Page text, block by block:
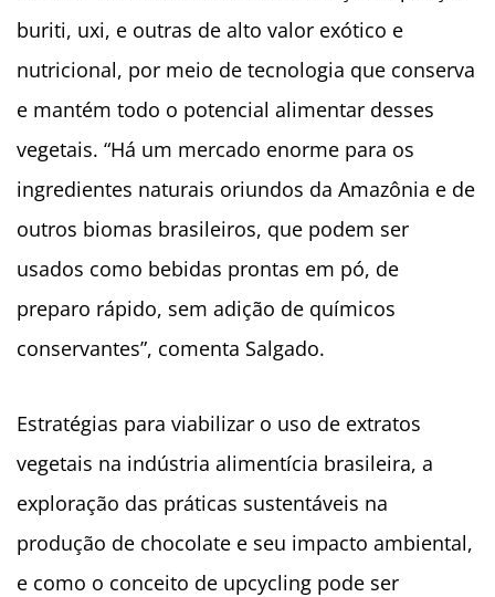
buriti, uxi, e outras de alto valor exótico e
nutricional, por meio de tecnologia que conserva
e mantém todo o potencial alimentar desses
vegetais. “Há um mercado enorme para os
ingredientes naturais oriundos da Amazônia e de
outros biomas brasileiros, que podem ser
usados como bebidas prontas em pó, de
preparo rápido, sem adição de químicos
conservantes”, comenta Salgado.
Estratégias para viabilizar o uso de extratos
vegetais na indústria alimentícia brasileira, a
exploração das práticas sustentáveis na
produção de chocolate e seu impacto ambiental,
e como o conceito de upcycling pode ser